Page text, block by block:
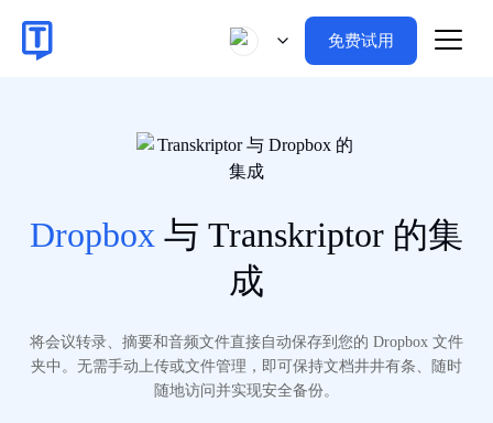
免费试用
Dropbox 与 Transkriptor 的集
成
将会议转录、摘要和音频文件直接自动保存到您的 Dropbox 文件
夹中。无需手动上传或文件管理，即可保持文档井井有条、随时
随地访问并实现安全备份。